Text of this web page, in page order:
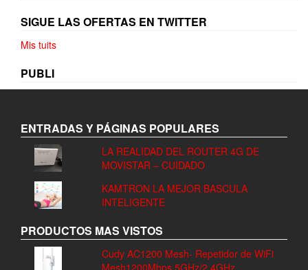
SIGUE LAS OFERTAS EN TWITTER
Mis tuits
PUBLI
ENTRADAS Y PÁGINAS POPULARES
LA REALIDAD DEL ROUTER 4G DE
MOVISTAR – CUIDADO
KAMTRON LA MEJOR BASCULA
INTELIGENTE
PRODUCTOS MAS VISTOS
Cudy AC1200 Mesh- Repetidor de WiFi
Mesh1200Mbps 5GHz/2.4GHz,